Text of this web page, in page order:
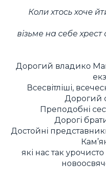
Коли хтось хоче
візьме на себе
Дорогий владико
Всесвітліші,
Дорогий
Преподобні
Дорогі
Достойні
які нас так